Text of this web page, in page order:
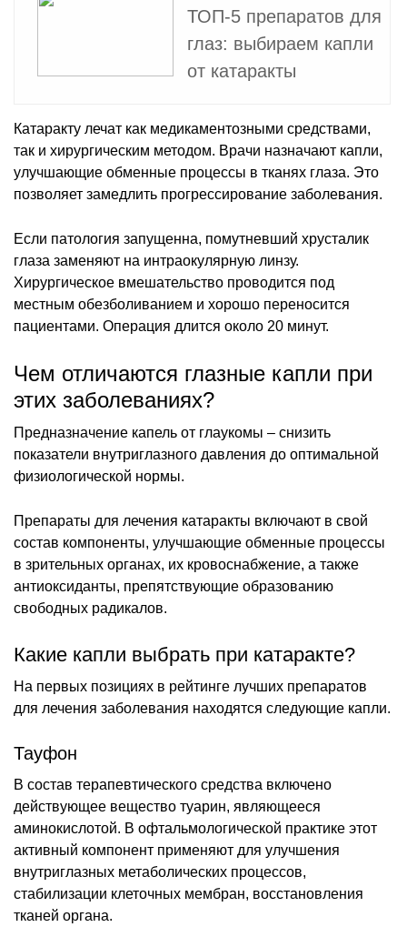
ТОП-5 препаратов для
глаз: выбираем капли
от катаракты
Катаракту лечат как медикаментозными средствами,
так и хирургическим методом. Врачи назначают капли,
улучшающие обменные процессы в тканях глаза. Это
позволяет замедлить прогрессирование заболевания.
Если патология запущенна, помутневший хрусталик
глаза заменяют на интраокулярную линзу.
Хирургическое вмешательство проводится под
местным обезболиванием и хорошо переносится
пациентами. Операция длится около 20 минут.
Чем отличаются глазные капли при
этих заболеваниях?
Предназначение капель от глаукомы – снизить
показатели внутриглазного давления до оптимальной
физиологической нормы.
Препараты для лечения катаракты включают в свой
состав компоненты, улучшающие обменные процессы
в зрительных органах, их кровоснабжение, а также
антиоксиданты, препятствующие образованию
свободных радикалов.
Какие капли выбрать при катаракте?
На первых позициях в рейтинге лучших препаратов
для лечения заболевания находятся следующие капли.
Тауфон
В состав терапевтического средства включено
действующее вещество туарин, являющееся
аминокислотой. В офтальмологической практике этот
активный компонент применяют для улучшения
внутриглазных метаболических процессов,
стабилизации клеточных мембран, восстановления
тканей органа.